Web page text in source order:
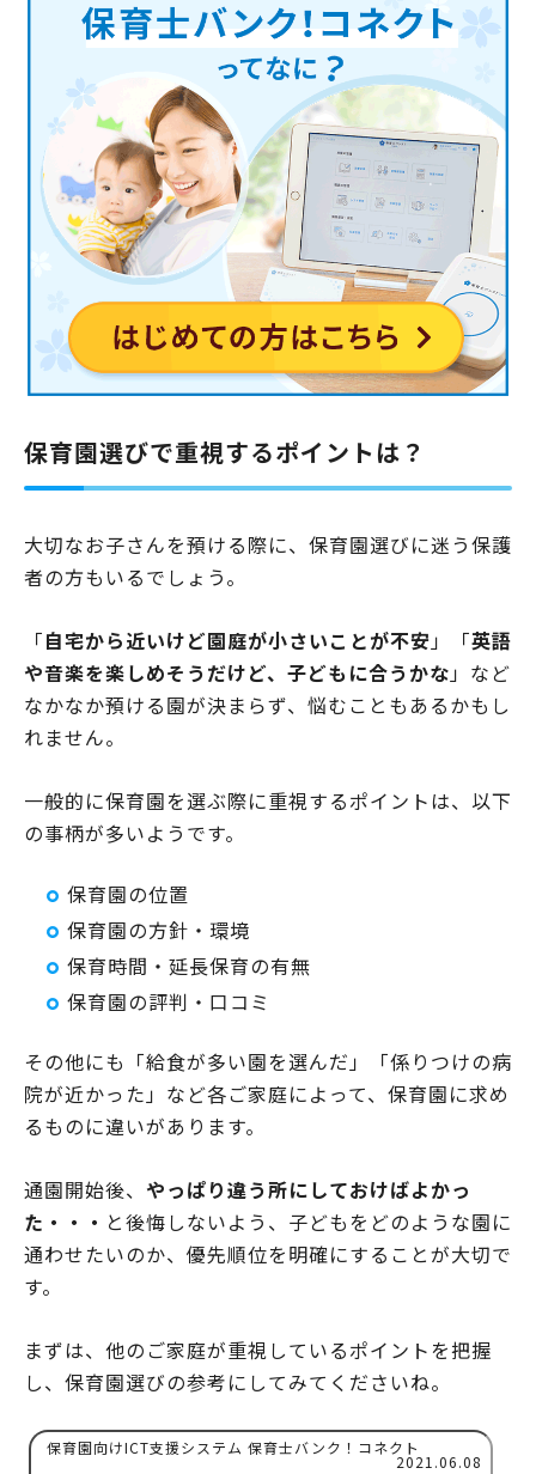
保育園選びで重視するポイントは？
大切なお子さんを預ける際に、保育園選びに迷う保護
者の方もいるでしょう。
「自宅から近いけど園庭が小さいことが不安」「英語
や音楽を楽しめそうだけど、子どもに合うかな」など
なかなか預ける園が決まらず、悩むこともあるかもし
れません。
一般的に保育園を選ぶ際に重視するポイントは、以下
の事柄が多いようです。
保育園の位置
保育園の方針・環境
保育時間・延長保育の有無
保育園の評判・口コミ
その他にも「給食が多い園を選んだ」「係りつけの病
院が近かった」など各ご家庭によって、保育園に求め
るものに違いがあります。
通園開始後、 やっぱり違う所にしておけばよかっ
た・・・ と後悔しないよう、子どもをどのような園に
通わせたいのか、優先順位を明確にすることが大切で
す。
まずは、他のご家庭が重視しているポイントを把握
し、保育園選びの参考にしてみてくださいね。
保育園向けICT支援システム 保育士バンク！コネクト
2021.06.08